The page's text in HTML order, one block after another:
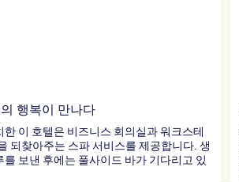
행복이 만나다
한 이 호텔은 비즈니스 회의실과 워크스테
되찾아주는 스파 서비스를 제공합니다. 생
를 보낸 후에는 풀사이드 바가 기다리고 있